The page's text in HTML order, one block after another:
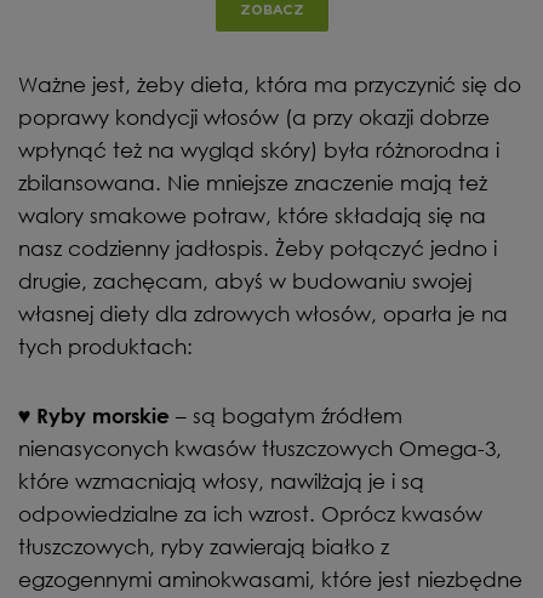
ZOBACZ
Ważne jest, żeby dieta, która ma przyczynić się do
poprawy kondycji włosów (a przy okazji dobrze
wpłynąć też na wygląd skóry) była różnorodna i
zbilansowana. Nie mniejsze znaczenie mają też
walory smakowe potraw, które składają się na
nasz codzienny jadłospis. Żeby połączyć jedno i
drugie, zachęcam, abyś w budowaniu swojej
własnej diety dla zdrowych włosów, oparła je na
tych produktach:
♥ Ryby morskie – są bogatym źródłem
nienasyconych kwasów tłuszczowych Omega-3,
które wzmacniają włosy, nawilżają je i są
odpowiedzialne za ich wzrost. Oprócz kwasów
tłuszczowych, ryby zawierają białko z
egzogennymi aminokwasami, które jest niezbędne